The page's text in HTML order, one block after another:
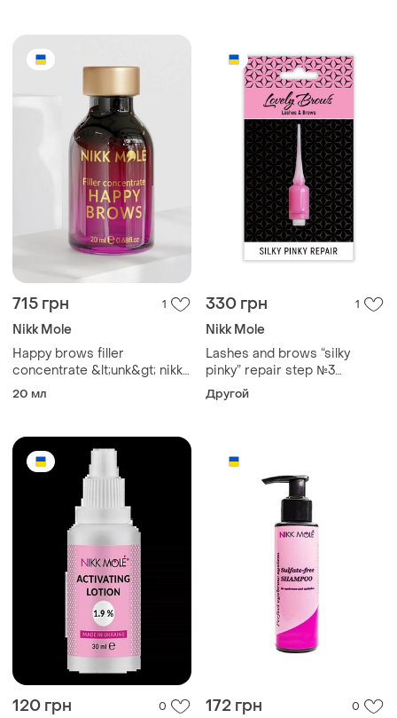
715 грн 1
Nikk Mole
Happy brows filler
concentrate &lt;unk&gt; nikk
mole &lt;unk&gt; счастье для
20 мл
330 грн 1
Nikk Mole
Lashes and brows “silky
pinky” repair step №3
(ампула 2,5мл)
Другой
120 грн 0 172 грн 0